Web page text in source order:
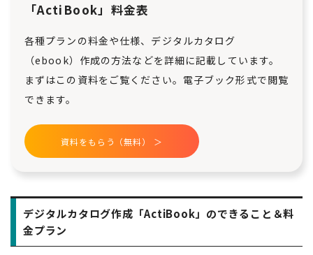
「ActiBook」料金表
各種プランの料金や仕様、デジタルカタログ
（ebook）作成の方法などを詳細に記載しています。
まずはこの資料をご覧ください。電子ブック形式で閲覧
できます。
資料をもらう（無料） ＞
デジタルカタログ作成「ActiBook」のできること＆料
金プラン